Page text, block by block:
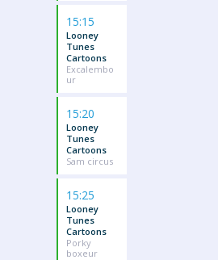
15:15
Looney
Tunes
Cartoons
Excalembo
ur
15:20
Looney
Tunes
Cartoons
Sam circus
15:25
Looney
Tunes
Cartoons
Porky
boxeur